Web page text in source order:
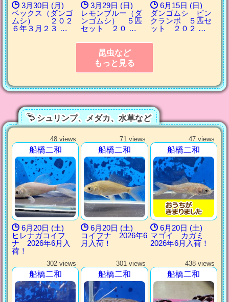
3月30日 (月)
ベックス（ダンゴ
ムシ） ２０２
６年３月２３ …
3月29日 (日)
レモンブルー（ダ
ンゴムシ） ５匹
セット ２０ …
6月15日 (日)
ダンゴムシ ピン
クランボ ５匹セ
ット ２０２ …
昆虫など
もっと見る
シュリンプ、メダカ、水草など
48 views
船橋二和
6月20日 (土)
ヒレナガコイフ
ナ 2026年6月入
荷！
71 views
船橋二和
6月20日 (土)
コイフナ 2026年6
月入荷！
47 views
船橋二和
6月20日 (土)
マゴイ カガミ
2026年6月入荷！
302 views
船橋二和
301 views
船橋二和
438 views
船橋二和